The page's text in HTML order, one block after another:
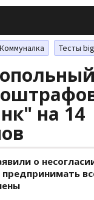
Коммуналка Тесты
на 14
о